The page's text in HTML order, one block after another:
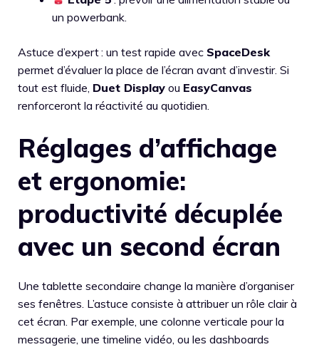
un powerbank.
Astuce d’expert : un test rapide avec SpaceDesk
permet d’évaluer la place de l’écran avant d’investir. Si
tout est fluide, Duet Display ou EasyCanvas
renforceront la réactivité au quotidien.
Réglages d’affichage
et ergonomie:
productivité décuplée
avec un second écran
Une tablette secondaire change la manière d’organiser
ses fenêtres. L’astuce consiste à attribuer un rôle clair à
cet écran. Par exemple, une colonne verticale pour la
messagerie, une timeline vidéo, ou les dashboards